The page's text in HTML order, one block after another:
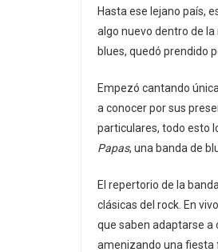
Hasta ese lejano país,
algo nuevo dentro de
blues, quedó prendido
Empezó cantando
a conocer por sus
particulares, todo esto
Papas, una banda de
El repertorio de la
clásicas del rock. En
que saben adaptarse a
amenizando una fiesta